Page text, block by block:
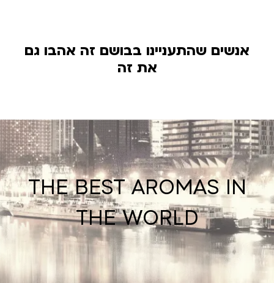
אנשים שהתעניינו בבושם זה אהבו גם
את זה
THE BEST AROMAS IN
THE WORLD